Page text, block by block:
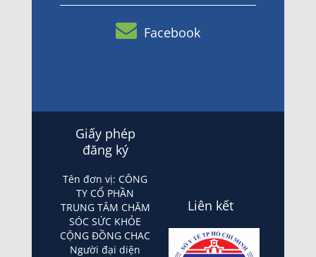
Facebook
Giấy phép
đăng ký
Tên đơn vị: CÔNG
TY CỔ PHẦN
TRUNG TÂM CHĂM
SÓC SỨC KHỎE
CỘNG ĐỒNG CHAC
Người đại diện
Liên kết